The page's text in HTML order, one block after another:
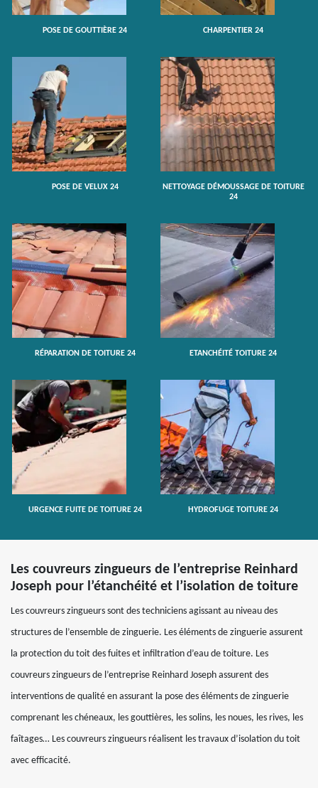
POSE DE GOUTTIÈRE 24 CHARPENTIER 24
POSE DE VELUX 24
NETTOYAGE DÉMOUSSAGE DE TOITURE
24
RÉPARATION DE TOITURE 24 ETANCHÉITÉ TOITURE 24
URGENCE FUITE DE TOITURE 24 HYDROFUGE TOITURE 24
Les couvreurs zingueurs de l’entreprise Reinhard
Joseph pour l’étanchéité et l’isolation de toiture
Les couvreurs zingueurs sont des techniciens agissant au niveau des
structures de l’ensemble de zinguerie. Les éléments de zinguerie assurent
la protection du toit des fuites et infiltration d’eau de toiture. Les
couvreurs zingueurs de l’entreprise Reinhard Joseph assurent des
interventions de qualité en assurant la pose des éléments de zinguerie
comprenant les chéneaux, les gouttières, les solins, les noues, les rives, les
faîtages… Les couvreurs zingueurs réalisent les travaux d’isolation du toit
avec efficacité.